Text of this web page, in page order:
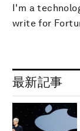
I'm a
write for
最新記事